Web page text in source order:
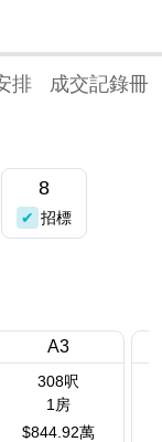
排 成交記錄冊
8
招標
A3
308呎
1房
$844.92萬